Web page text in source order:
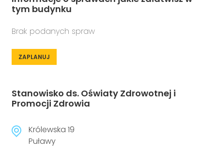
tym budynku
Brak podanych spraw
ZAPLANUJ
Stanowisko ds. Oświaty Zdrowotnej i
Promocji Zdrowia
Królewska 19
Puławy